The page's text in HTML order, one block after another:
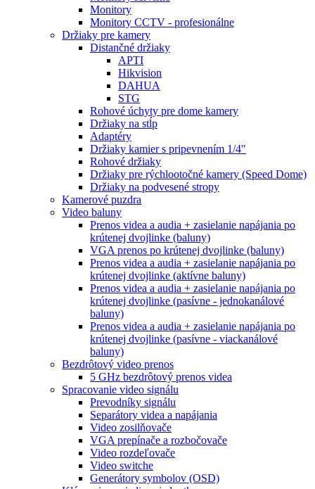
Monitory
Monitory CCTV - profesionálne
Držiaky pre kamery
Distančné držiaky
APTI
Hikvision
DAHUA
STG
Rohové úchyty pre dome kamery
Držiaky na stĺp
Adaptéry
Držiaky kamier s pripevnením 1/4"
Rohové držiaky
Držiaky pre rýchlootočné kamery (Speed Dome)
Držiaky na podvesené stropy
Kamerové puzdra
Video baluny
Prenos videa a audia + zasielanie napájania po
krútenej dvojlinke (baluny)
VGA prenos po krútenej dvojlinke (baluny)
Prenos videa a audia + zasielanie napájania po
krútenej dvojlinke (aktívne baluny)
Prenos videa a audia + zasielanie napájania po
krútenej dvojlinke (pasívne - jednokanálové
baluny)
Prenos videa a audia + zasielanie napájania po
krútenej dvojlinke (pasívne - viackanálové
baluny)
Bezdrôtový video prenos
5 GHz bezdrôtový prenos videa
Spracovanie video signálu
Prevodníky signálu
Separátory videa a napájania
Video zosilňovače
VGA prepínače a rozbočovače
Video rozdeľovače
Video switche
Generátory symbolov (OSD)